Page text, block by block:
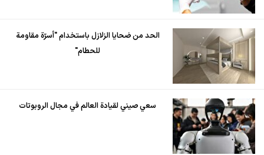
الحد من ضحايا الزلازل باستخدام "أسرّة مقاومة
للحطام"
سعي صيني لقيادة العالم في مجال الروبوتات